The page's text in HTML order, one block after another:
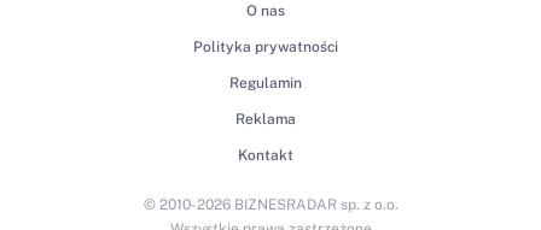
O nas
Polityka prywatności
Regulamin
Reklama
Kontakt
© 2010-2026 BIZNESRADAR sp. z o.o.